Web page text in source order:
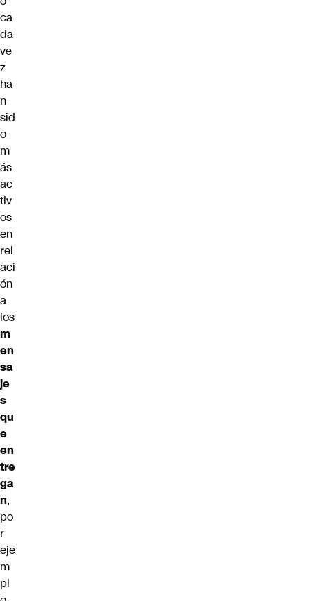
ca
da
ve
z
ha
n
sid
o
m
ás
ac
tiv
os
en
rel
aci
ón
a
los
m
en
sa
je
s
qu
e
en
tre
ga
n,
po
r
eje
m
pl